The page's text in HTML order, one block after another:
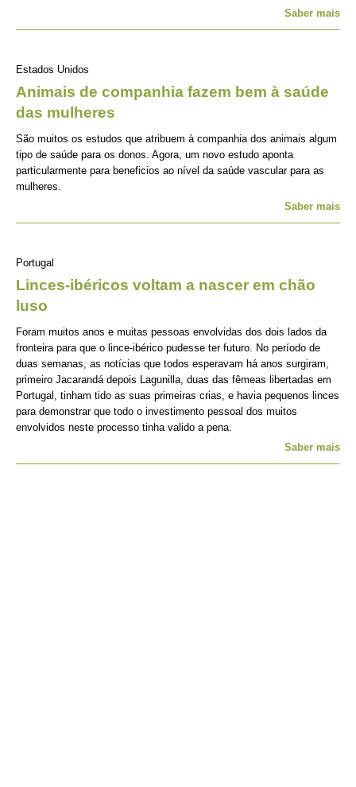
Saber mais
Estados Unidos
Animais de companhia fazem bem à saúde
das mulheres
São muitos os estudos que atribuem à companhia dos animais algum
tipo de saúde para os donos. Agora, um novo estudo aponta
particularmente para beneficios ao nível da saúde vascular para as
mulheres.
Saber mais
Portugal
Linces-ibéricos voltam a nascer em chão
luso
Foram muitos anos e muitas pessoas envolvidas dos dois lados da
fronteira para que o lince-ibérico pudesse ter futuro. No período de
duas semanas, as notícias que todos esperavam há anos surgiram,
primeiro Jacarandá depois Lagunilla, duas das fêmeas libertadas em
Portugal, tinham tido as suas primeiras crias, e havia pequenos linces
para demonstrar que todo o investimento pessoal dos muitos
envolvidos neste processo tinha valido a pena.
Saber mais